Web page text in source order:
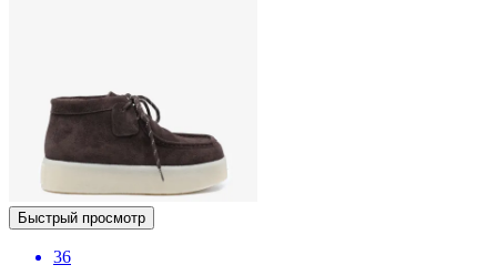
Быстрый просмотр
36